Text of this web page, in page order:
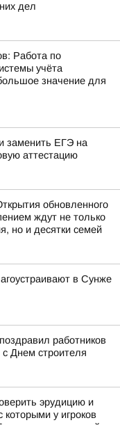
дел
Работа по
учёта
значение для
заменить ЕГЭ на
аттестацию
обновленного
ждут не только
но и десятки семей
в Сунже
работников
с Днем строителя
эрудицию и
которыми у игроков